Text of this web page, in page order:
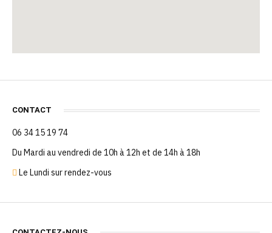
CONTACT
06 34 15 19 74
Du Mardi au vendredi de 10h à 12h et de 14h à 18h
Le Lundi sur rendez-vous